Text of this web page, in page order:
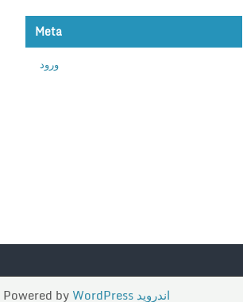
Meta
ورود
اندروید Copyright © 2026
Powered by WordPress